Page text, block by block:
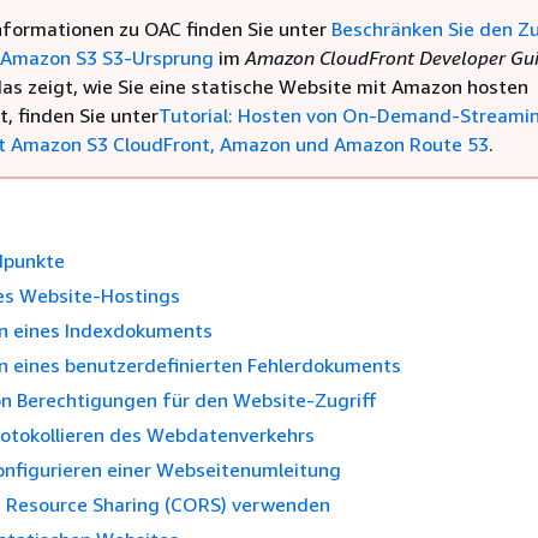
zu OAC finden Sie unter Beschränken Sie den
S3 S3-Ursprung imAmazon CloudFront Developer
zeigt, wie Sie eine statische Website mit Amazon hosten
finden Sie unterTutorial: Hosten von On-Demand-
Amazon S3 CloudFront, Amazon und Amazon Route 53.
Website-Hostings
eines Indexdokuments
eines benutzerdefinierten Fehlerdokuments
Berechtigungen für den Website-Zugriff
des Webdatenverkehrs
einer Webseitenumleitung
Sharing (CORS) verwenden